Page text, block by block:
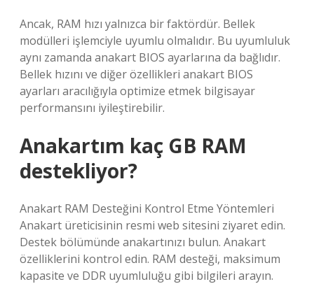
Ancak, RAM hızı yalnızca bir faktördür. Bellek
modülleri işlemciyle uyumlu olmalıdır. Bu uyumluluk
aynı zamanda anakart BIOS ayarlarına da bağlıdır.
Bellek hızını ve diğer özellikleri anakart BIOS
ayarları aracılığıyla optimize etmek bilgisayar
performansını iyileştirebilir.
Anakartım kaç GB RAM
destekliyor?
Anakart RAM Desteğini Kontrol Etme Yöntemleri
Anakart üreticisinin resmi web sitesini ziyaret edin.
Destek bölümünde anakartınızı bulun. Anakart
özelliklerini kontrol edin. RAM desteği, maksimum
kapasite ve DDR uyumluluğu gibi bilgileri arayın.